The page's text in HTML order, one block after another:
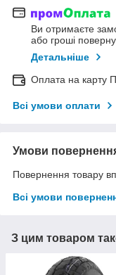
Ви отримаєте
або гроші
Детальніше
Оплата на карту
Всі умови оплати
Умови
Повернення товару
Всі умови
З цим товаром